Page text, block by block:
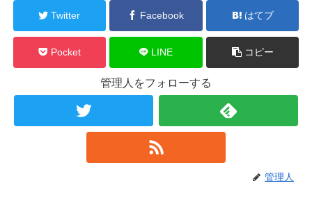
Twitter Facebook はてブ
Pocket LINE コピー
管理人をフォローする
管理人